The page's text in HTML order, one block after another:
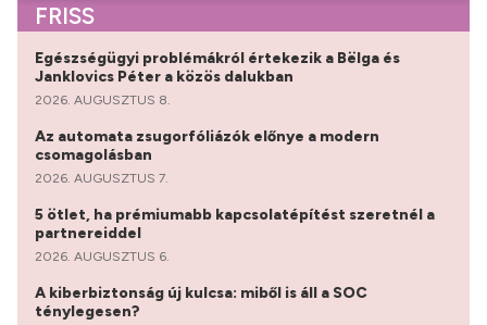
FRISS
Egészségügyi problémákról értekezik a Bëlga és
Janklovics Péter a közös dalukban
2026. AUGUSZTUS 8.
Az automata zsugorfóliázók előnye a modern
csomagolásban
2026. AUGUSZTUS 7.
5 ötlet, ha prémiumabb kapcsolatépítést szeretnél a
partnereiddel
2026. AUGUSZTUS 6.
A kiberbiztonság új kulcsa: miből is áll a SOC
ténylegesen?